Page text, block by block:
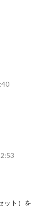
ット）を